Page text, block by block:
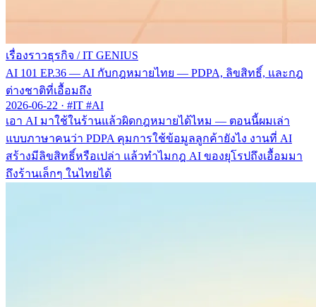
เรื่องราวธุรกิจ / IT GENIUS
AI 101 EP.36 — AI กับกฎหมายไทย — PDPA, ลิขสิทธิ์, และกฎ
ต่างชาติที่เอื้อมถึง
2026-06-22 · #IT #AI
เอา AI มาใช้ในร้านแล้วผิดกฎหมายได้ไหม — ตอนนี้ผมเล่า
แบบภาษาคนว่า PDPA คุมการใช้ข้อมูลลูกค้ายังไง งานที่ AI
สร้างมีลิขสิทธิ์หรือเปล่า แล้วทำไมกฎ AI ของยุโรปถึงเอื้อมมา
ถึงร้านเล็กๆ ในไทยได้